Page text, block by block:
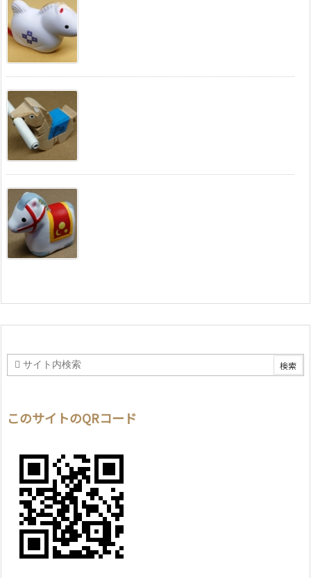
このサイトのQRコード